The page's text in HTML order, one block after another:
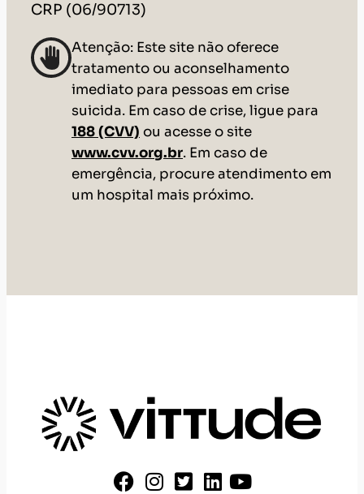
CRP (06/90713)
Atenção: Este site não oferece
tratamento ou aconselhamento
imediato para pessoas em crise
suicida. Em caso de crise, ligue para
188 (CVV) ou acesse o site
www.cvv.org.br. Em caso de
emergência, procure atendimento em
um hospital mais próximo.